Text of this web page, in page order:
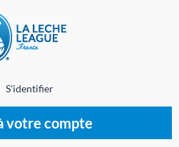
S'identifier
votre compte